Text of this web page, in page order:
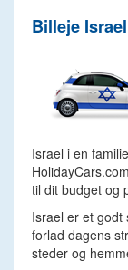
Billeje Israel
Israel i en
til dit budget og
Israel er et godt
forlad dagens
steder og